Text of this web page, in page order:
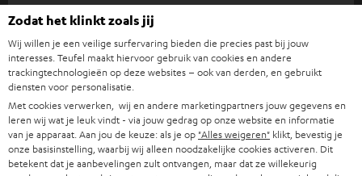
i
e
u
w
s
b
r
COMPLETE SYSTEMEN
SOUNDBARS
HIFI-SPEAKERS
SMART HOME
BLUETOOTH
SUPPORT
CARRIÈRE
B2B
PARTNERPROGRAMMA
DUITSLAND
OOSTENRIJK
ZWITSERLAND
Zodat het klinkt zoals jij
Wij willen je een veilige surfervaring bieden die precies past bij jouw
interesses. Teufel maakt hiervoor gebruik van cookies en andere
trackingtechnologieën op deze websites – ook van derden, en gebruikt
diensten voor personalisatie.
Met cookies verwerken, wij en andere marketingpartners jouw gegevens en
leren wij wat je leuk vindt - via jouw gedrag op onze website en informatie
van je apparaat. Aan jou de keuze: als je op "Alles weigeren" klikt, bevestig je
onze basisinstelling, waarbij wij alleen noodzakelijke cookies activeren. Dit
betekent dat je aanbevelingen zult ontvangen, maar dat ze willekeurig